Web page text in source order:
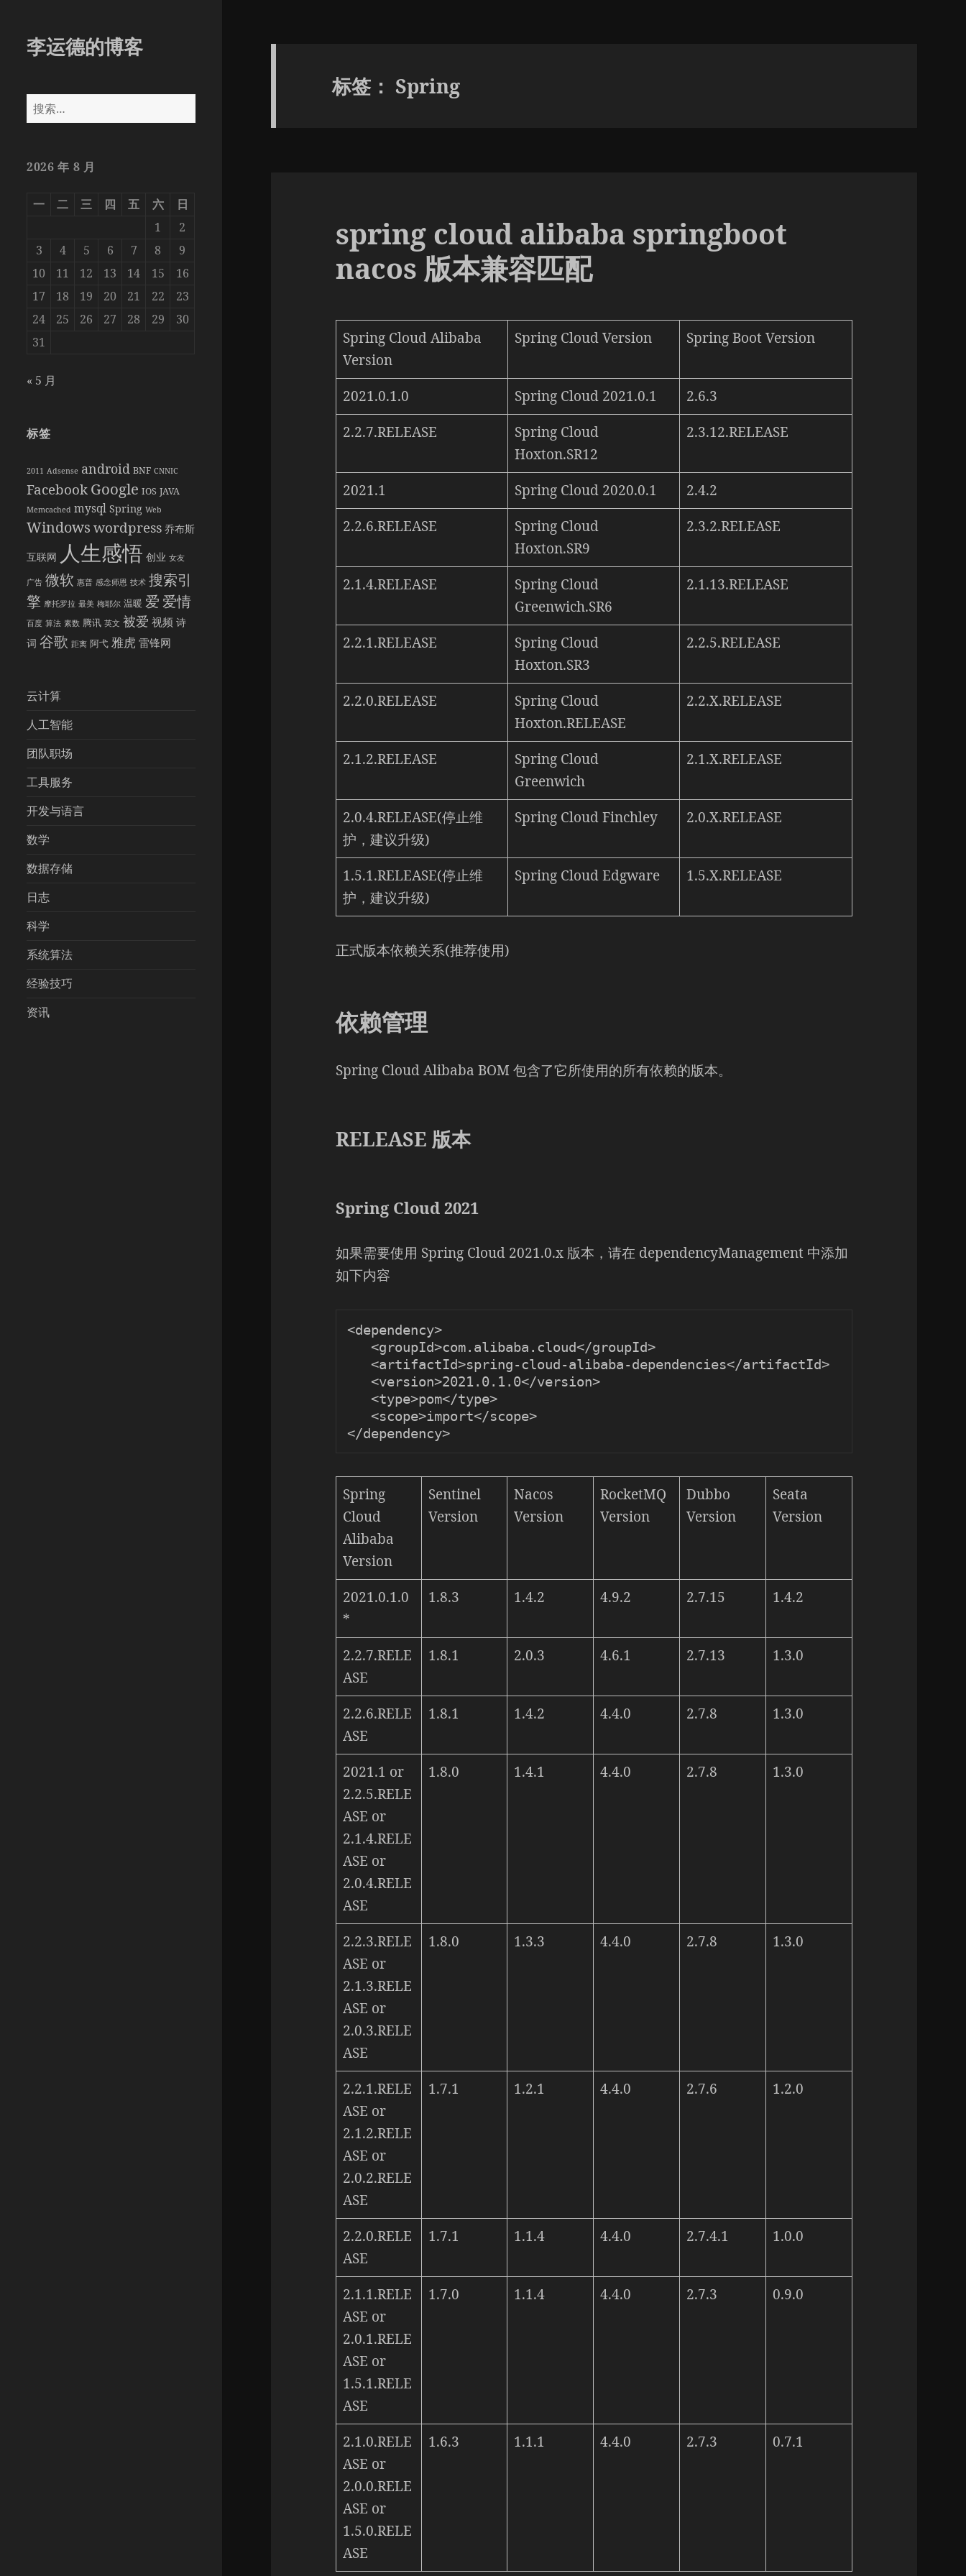
李运德的博客
搜
索：
2026 年 8 月
一 二 三 四 五 六
日
1
2
3
4 5 6 7 8
9
10
11 12 13 14 15
16
17
18 19 20 21 22
23
24
25 26 27 28 29
30
31
« 5 月
标签
2011 Adsense android BNF CNNIC
FacebookGoogle IOS JAVA
Memcached mysql Spring Web
Windowswordpress 乔布斯
互联网 人生感悟 创业 女友
广告 微软 惠普 感念师恩 技术 搜索引
擎 摩托罗拉 最美 梅耶尔 温暖 爱爱情
百度 算法 素数 腾讯 英文 被爱 视频 诗
词 谷歌 距离 阿弋 雅虎 雷锋网
云计算
人工智能
团队职场
工具服务
开发与语言
数学
数据存储
日志
科学
系统算法
经验技巧
资讯
标签： Spring
spring cloud alibaba springboot
nacos 版本兼容匹配
Spring Cloud Alibaba
Version
Spring Cloud Version Spring Boot Version
2021.0.1.0 Spring Cloud 2021.0.1
2.6.3
2.2.7.RELEASE
Spring Cloud
Hoxton.SR12
2.3.12.RELEASE
2021.1 Spring Cloud 2020.0.1
2.4.2
2.2.6.RELEASE
Spring Cloud
Hoxton.SR9
2.3.2.RELEASE
2.1.4.RELEASE
Spring Cloud
Greenwich.SR6
2.1.13.RELEASE
2.2.1.RELEASE
Spring Cloud
Hoxton.SR3
2.2.5.RELEASE
2.2.0.RELEASE
Spring Cloud
Hoxton.RELEASE
2.2.X.RELEASE
2.1.2.RELEASE
Spring Cloud
Greenwich
2.1.X.RELEASE
2.0.4.RELEASE(停止维
护，建议升级)
Spring Cloud Finchley 2.0.X.RELEASE
1.5.1.RELEASE(停止维
护，建议升级)
Spring Cloud Edgware 1.5.X.RELEASE
正式版本依赖关系(推荐使用)
依赖管理
Spring Cloud Alibaba BOM 包含了它所使用的所有依赖的版本。
RELEASE 版本
Spring Cloud 2021
如果需要使用 Spring Cloud 2021.0.x 版本，请在 dependencyManagement 中添加
如下内容
<dependency>
   <groupId>com.alibaba.cloud</groupId>
   <artifactId>spring-cloud-alibaba-dependencies</artifactId>
   <version>2021.0.1.0</version>
   <type>pom</type>
   <scope>import</scope>
</dependency>
Spring
Cloud
Alibaba
Version
Sentinel
Version
Nacos
Version
RocketMQ
Version
Dubbo
Version
Seata
Version
2021.0.1.0
*
1.8.3 1.4.2 4.9.2 2.7.15 1.4.2
2.2.7.RELE
ASE
1.8.1 2.0.3 4.6.1 2.7.13 1.3.0
2.2.6.RELE
ASE
1.8.1 1.4.2 4.4.0 2.7.8 1.3.0
2021.1 or
2.2.5.RELE
ASE or
2.1.4.RELE
ASE or
2.0.4.RELE
ASE
1.8.0 1.4.1 4.4.0 2.7.8 1.3.0
2.2.3.RELE
ASE or
2.1.3.RELE
ASE or
2.0.3.RELE
ASE
1.8.0 1.3.3 4.4.0 2.7.8 1.3.0
2.2.1.RELE
ASE or
2.1.2.RELE
ASE or
2.0.2.RELE
ASE
1.7.1 1.2.1 4.4.0 2.7.6 1.2.0
2.2.0.RELE
ASE
1.7.1 1.1.4 4.4.0 2.7.4.1 1.0.0
2.1.1.RELE
ASE or
2.0.1.RELE
ASE or
1.5.1.RELE
ASE
1.7.0 1.1.4 4.4.0 2.7.3 0.9.0
2.1.0.RELE
ASE or
2.0.0.RELE
ASE or
1.5.0.RELE
ASE
1.6.3 1.1.1 4.4.0 2.7.3 0.7.1